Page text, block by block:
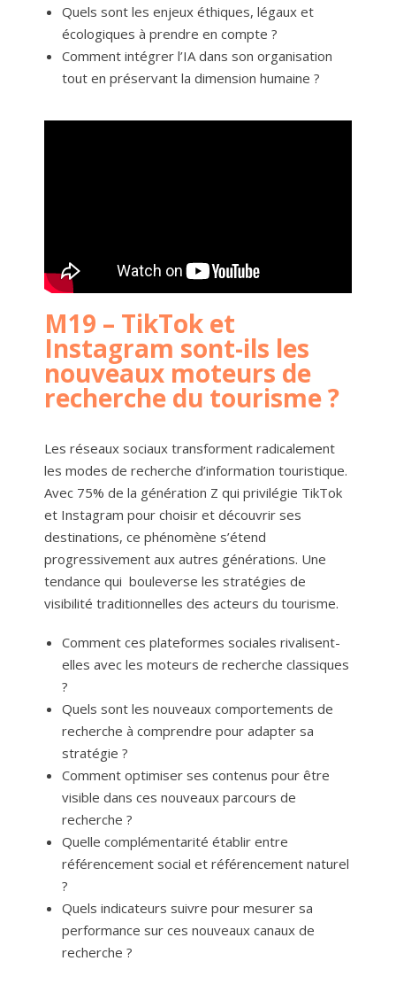
Quels sont les enjeux éthiques, légaux et
écologiques à prendre en compte ?
Comment intégrer l’IA dans son organisation
tout en préservant la dimension humaine ?
M19 – TikTok et
Instagram sont-ils les
nouveaux moteurs de
recherche du tourisme ?
Les réseaux sociaux transforment radicalement
les modes de recherche d’information touristique.
Avec 75% de la génération Z qui privilégie TikTok
et Instagram pour choisir et découvrir ses
destinations, ce phénomène s’étend
progressivement aux autres générations. Une
tendance qui bouleverse les stratégies de
visibilité traditionnelles des acteurs du tourisme.
Comment ces plateformes sociales rivalisent-
elles avec les moteurs de recherche classiques
?
Quels sont les nouveaux comportements de
recherche à comprendre pour adapter sa
stratégie ?
Comment optimiser ses contenus pour être
visible dans ces nouveaux parcours de
recherche ?
Quelle complémentarité établir entre
référencement social et référencement naturel
?
Quels indicateurs suivre pour mesurer sa
performance sur ces nouveaux canaux de
recherche ?